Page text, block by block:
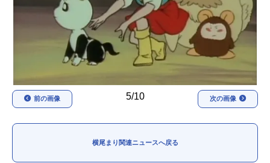
春アニメ 夏アニメ
冬アニメ
男性声優/女性声優一覧
FOLLOW US
5/10
前の画像 次の画像
横尾まり関連ニュースへ戻る